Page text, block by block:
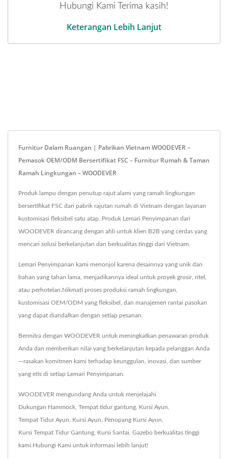
Hubungi Kami Terima kasih!
Keterangan Lebih Lanjut
Furnitur Dalam Ruangan | Pabrikan Vietnam WOODEVER –
Pemasok OEM/ODM Bersertifikat FSC – Furnitur Rumah & Taman
Ramah Lingkungan – WOODEVER
Produk lampu dengan penutup rajut alami yang ramah lingkungan
bersertifikat FSC dari pabrik rajutan rumah di Vietnam dengan layanan
kustomisasi fleksibel satu atap..Produk Lemari Penyimpanan dari
WOODEVER dirancang dengan ahli untuk klien B2B yang cerdas yang
mencari solusi berkelanjutan dan berkualitas tinggi dari Vietnam.
Lemari Penyimpanan kami menonjol karena desainnya yang unik dan
bahan yang tahan lama, menjadikannya ideal untuk proyek grosir, ritel,
atau perhotelan.Nikmati proses produksi ramah lingkungan,
kustomisasi OEM/ODM yang fleksibel, dan manajemen rantai pasokan
yang dapat diandalkan dengan setiap pesanan.
Bermitra dengan WOODEVER untuk meningkatkan penawaran produk
Anda dan memberikan nilai yang berkelanjutan kepada pelanggan Anda
—rasakan komitmen kami terhadap keunggulan, inovasi, dan sumber
yang etis di setiap Lemari Penyimpanan.
WOODEVER mengundang Anda untuk menjelajahi
Dukungan Hammock Tempat tidur gantung Kursi Ayun
Tempat Tidur Ayun Kursi Ayun Penopang Kursi Ayun
Kursi Tempat Tidur Gantung Kursi Santai Gazebo berkualitas tinggi
kami. Hubungi Kami untuk informasi lebih lanjut!